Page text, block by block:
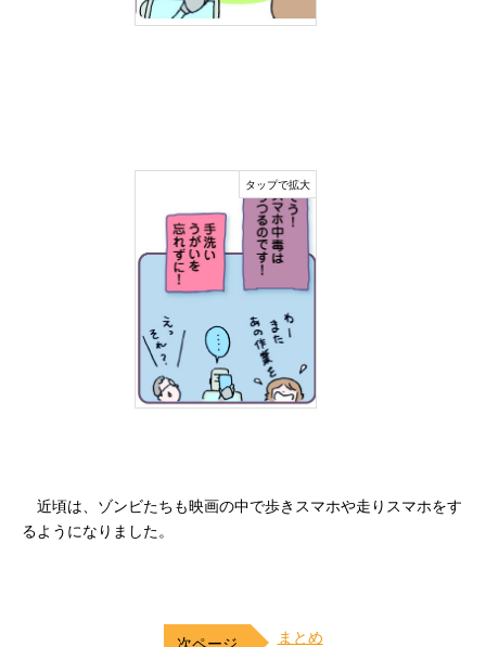
近頃は、ゾンビたちも映画の中で歩きスマホや走りスマホをす
るようになりました。
まとめ